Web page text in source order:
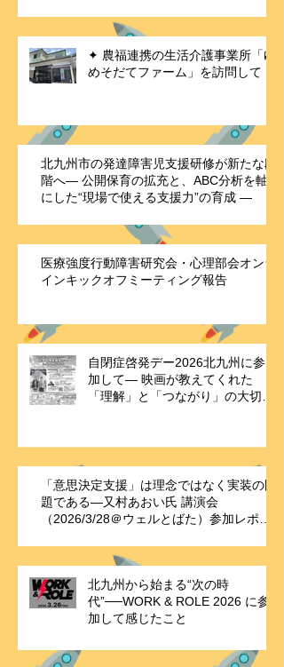
✦ 農福連携の生活介護事業所「ゆ
めそだてファーム」を訪問して
北九州市の発達障害児支援研修が新たな段
階へ― 公開保育の拡充と、ABC分析を軸
にした“現場で使える支援力”の育成 ―
医療強度行動障害研究会・心理部会オンラ
インキックオフミーティング報告
自閉症啓発デー2026北九州に参
加して― 映画が教えてくれた
「理解」と「つながり」の大切さ
「意思決定支援」は理念ではなく実装の問
題である—又村あおい氏 講演会
（2026/3/28＠ウェルとばた）参加レポー
北九州から始まる“次の時
代”──WORK & ROLE 2026 に参
加して感じたこと